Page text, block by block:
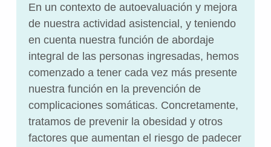
En un contexto de autoevaluación y mejora
de nuestra actividad asistencial, y teniendo
en cuenta nuestra función de abordaje
integral de las personas ingresadas, hemos
comenzado a tener cada vez más presente
nuestra función en la prevención de
complicaciones somáticas. Concretamente,
tratamos de prevenir la obesidad y otros
factores que aumentan el riesgo de padecer